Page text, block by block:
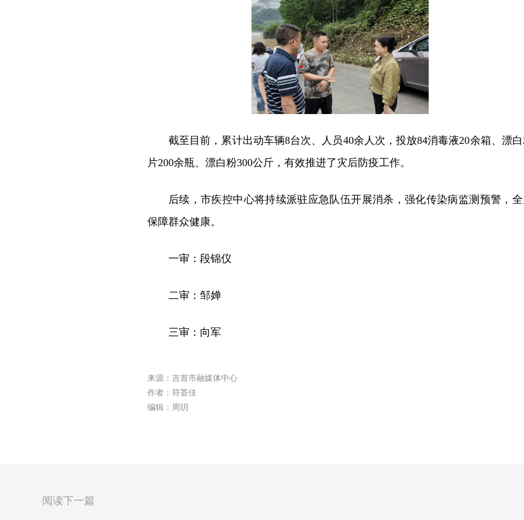
截至目前，累计出动车辆8台次、人员40余人次，投放84消毒液20余箱、漂
片200余瓶、漂白粉300公斤，有效推进了灾后防疫工作。
后续，市疾控中心将持续派驻应急队伍开展消杀，强化传染病监测预警，
保障群众健康。
一审：段锦仪
二审：邹婵
三审：向军
来源：吉首市融媒体中心
作者：符荟佳
编辑：周玥
阅读下一篇